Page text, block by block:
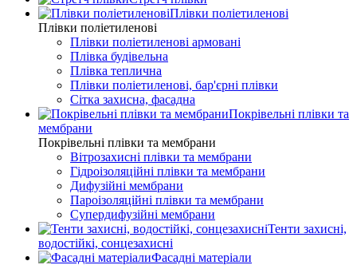
Плівки поліетиленові
Плівки поліетиленові
Плівки поліетиленові армовані
Плівка будівельна
Плівка теплична
Плівки поліетиленові, бар'єрні плівки
Сітка захисна, фасадна
Покрівельні плівки та
мембрани
Покрівельні плівки та мембрани
Вітрозахисні плівки та мембрани
Гідроізоляційні плівки та мембрани
Дифузійні мембрани
Пароізоляційні плівки та мембрани
Супердифузійні мембрани
Тенти захисні,
водостійкі, сонцезахисні
Фасадні матеріали